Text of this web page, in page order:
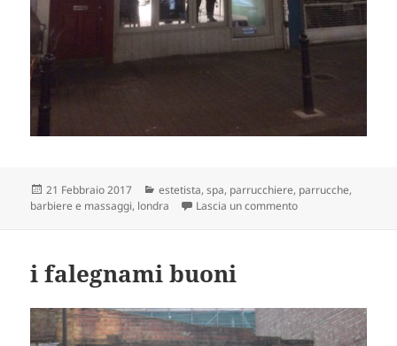
Scritto
il
21 Febbraio 2017 Categorie
estetista, spa, parrucchiere, parrucche,
barbiere e massaggi, londra Lascia un commentosu buffoncello
i falegnami buoni